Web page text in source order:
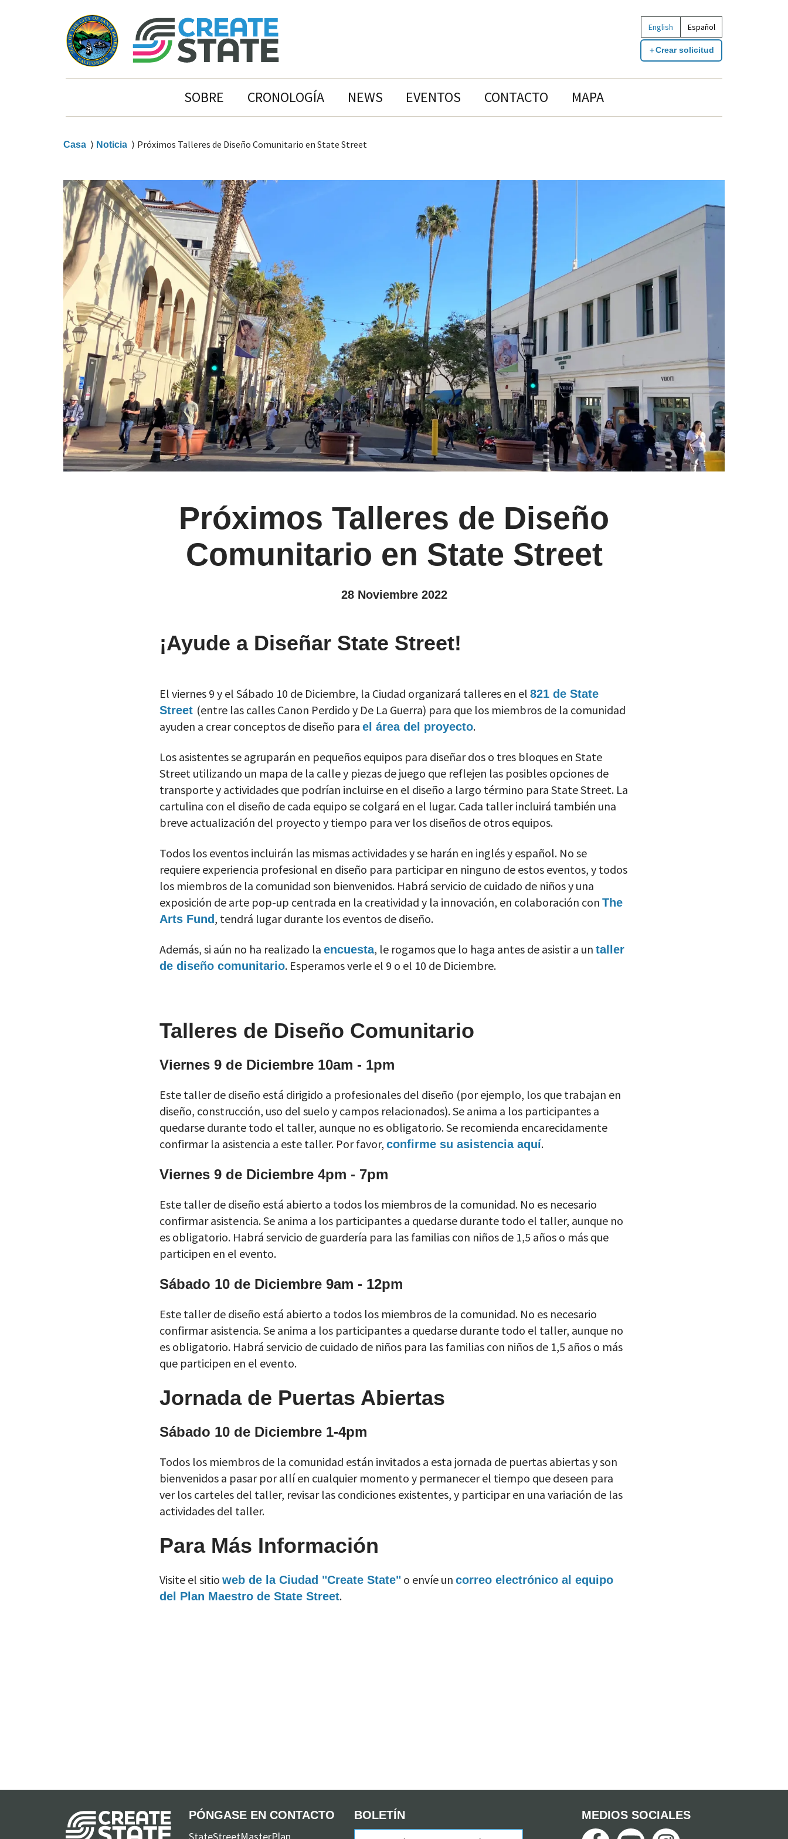
English Español
Crear solicitud
Street
Navigation
SOBRE CRONOLOGÍA NEWS EVENTOS CONTACTO MAPA
Sobrescribir
de
ayuda
a
la
navegación
Casa Noticia Próximos Talleres de Diseño Comunitario en State Street
Próximos Talleres de Diseño
Comunitario en State Street
28 Noviembre 2022
¡Ayude a Diseñar State Street!
El viernes 9 y el Sábado 10 de Diciembre, la Ciudad organizará talleres en el 821 de State
Street (entre las calles Canon Perdido y De La Guerra) para que los miembros de la comunidad
ayuden a crear conceptos de diseño para el área del proyecto.
Los asistentes se agruparán en pequeños equipos para diseñar dos o tres bloques en State
Street utilizando un mapa de la calle y piezas de juego que reflejen las posibles opciones de
transporte y actividades que podrían incluirse en el diseño a largo término para State Street. La
cartulina con el diseño de cada equipo se colgará en el lugar. Cada taller incluirá también una
breve actualización del proyecto y tiempo para ver los diseños de otros equipos.
Todos los eventos incluirán las mismas actividades y se harán en inglés y español. No se
requiere experiencia profesional en diseño para participar en ninguno de estos eventos, y todos
los miembros de la comunidad son bienvenidos. Habrá servicio de cuidado de niños y una
exposición de arte pop-up centrada en la creatividad y la innovación, en colaboración con The
Arts Fund , tendrá lugar durante los eventos de diseño.
Además, si aún no ha realizado la encuesta, le rogamos que lo haga antes de asistir a un taller
de diseño comunitario. Esperamos verle el 9 o el 10 de Diciembre.
Talleres de Diseño Comunitario
Viernes 9 de Diciembre 10am - 1pm
Este taller de diseño está dirigido a profesionales del diseño (por ejemplo, los que trabajan en
diseño, construcción, uso del suelo y campos relacionados). Se anima a los participantes a
quedarse durante todo el taller, aunque no es obligatorio. Se recomienda encarecidamente
confirmar la asistencia a este taller. Por favor, confirme su asistencia aquí.
Viernes 9 de Diciembre 4pm - 7pm
Este taller de diseño está abierto a todos los miembros de la comunidad. No es necesario
confirmar asistencia. Se anima a los participantes a quedarse durante todo el taller, aunque no
es obligatorio. Habrá servicio de guardería para las familias con niños de 1,5 años o más que
participen en el evento.
Sábado 10 de Diciembre 9am - 12pm
Este taller de diseño está abierto a todos los miembros de la comunidad. No es necesario
confirmar asistencia. Se anima a los participantes a quedarse durante todo el taller, aunque no
es obligatorio. Habrá servicio de cuidado de niños para las familias con niños de 1,5 años o más
que participen en el evento.
Jornada de Puertas Abiertas
Sábado 10 de Diciembre 1-4pm
Todos los miembros de la comunidad están invitados a esta jornada de puertas abiertas y son
bienvenidos a pasar por allí en cualquier momento y permanecer el tiempo que deseen para
ver los carteles del taller, revisar las condiciones existentes, y participar en una variación de las
actividades del taller.
Para Más Información
Visite el sitio web de la Ciudad "Create State" o envíe un correo electrónico al equipo
del Plan Maestro de State Street.
PÓNGASE EN CONTACTO BOLETÍN MEDIOS SOCIALES